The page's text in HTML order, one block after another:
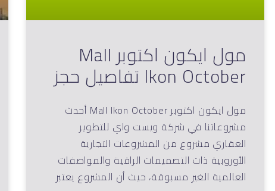
مول ايكون اكتوبر Mall
Ikon October تفاصيل حجز
مول ايكون اكتوبر Mall Ikon October أحدث
مشروعاتنا في شركة ويست واي للتطوير
العقاري مشروع من المشروعات التجارية
الأوروبية ذات التصميمات الراقية والمواصفات
العالمية الغير مسبوقة، حيث أن المشروع يعتبر